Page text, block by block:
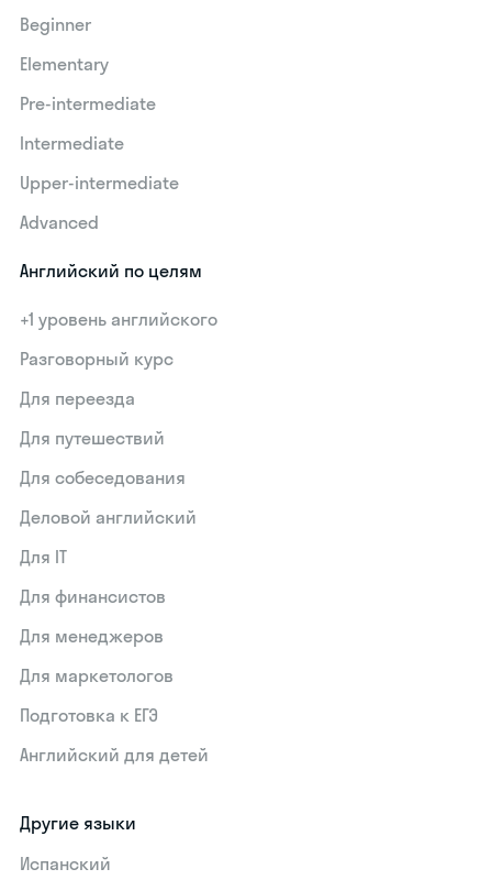
Beginner
Elementary
Pre-intermediate
Intermediate
Upper-intermediate
Advanced
Английский по целям
+1 уровень английского
Разговорный курс
Для переезда
Для путешествий
Для собеседования
Деловой английский
Для IT
Для финансистов
Для менеджеров
Для маркетологов
Подготовка к ЕГЭ
Английский для детей
Другие языки
Испанский